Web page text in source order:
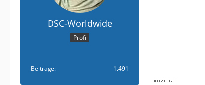
DSC-Worldwide
Profi
Beiträge 1.491